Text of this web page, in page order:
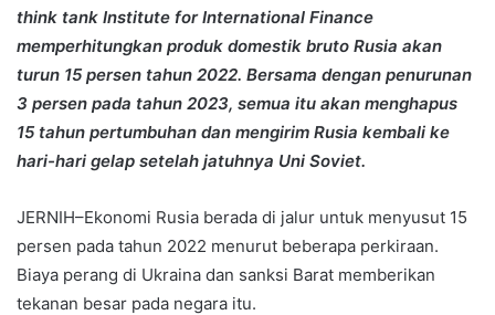
think tank Institute for International Finance
memperhitungkan produk domestik bruto Rusia akan
turun 15 persen tahun 2022. Bersama dengan penurunan
3 persen pada tahun 2023, semua itu akan menghapus
15 tahun pertumbuhan dan mengirim Rusia kembali ke
hari-hari gelap setelah jatuhnya Uni Soviet.
JERNIH–Ekonomi Rusia berada di jalur untuk menyusut 15
persen pada tahun 2022 menurut beberapa perkiraan.
Biaya perang di Ukraina dan sanksi Barat memberikan
tekanan besar pada negara itu.